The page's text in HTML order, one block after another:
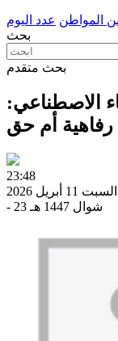
المواطن عدد اليوم
بحث
بحث متقدم
الاصطناعي:
رفاهية أم حق
23:48
السبت 11 أبريل 2026
- 23 شوال 1447 هـ